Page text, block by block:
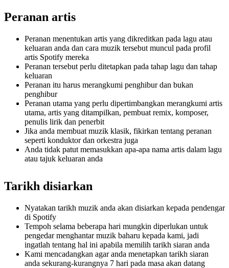
Peranan artis
Peranan menentukan artis yang dikreditkan pada lagu atau
keluaran anda dan cara muzik tersebut muncul pada profil
artis Spotify mereka
Peranan tersebut perlu ditetapkan pada tahap lagu dan tahap
keluaran
Peranan itu harus merangkumi penghibur dan bukan
penghibur
Peranan utama yang perlu dipertimbangkan merangkumi artis
utama, artis yang ditampilkan, pembuat remix, komposer,
penulis lirik dan penerbit
Jika anda membuat muzik klasik, fikirkan tentang peranan
seperti konduktor dan orkestra juga
Anda tidak patut memasukkan apa-apa nama artis dalam lagu
atau tajuk keluaran anda
Tarikh disiarkan
Nyatakan tarikh muzik anda akan disiarkan kepada pendengar
di Spotify
Tempoh selama beberapa hari mungkin diperlukan untuk
pengedar menghantar muzik baharu kepada kami, jadi
ingatlah tentang hal ini apabila memilih tarikh siaran anda
Kami mencadangkan agar anda menetapkan tarikh siaran
anda sekurang-kurangnya 7 hari pada masa akan datang